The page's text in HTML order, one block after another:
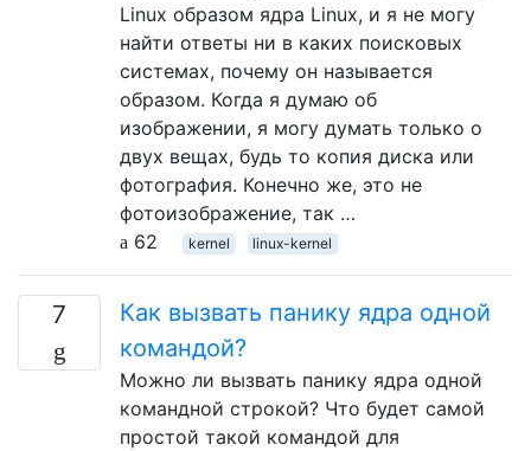
Linux образом ядра Linux, и я не могу
найти ответы ни в каких поисковых
системах, почему он называется
образом. Когда я думаю об
изображении, я могу думать только о
двух вещах, будь то копия диска или
фотография. Конечно же, это не
фотоизображение, так …
62
kernel linux-kernel
7
Как вызвать панику ядра одной
командой?
Можно ли вызвать панику ядра одной
командной строкой? Что будет самой
простой такой командой для